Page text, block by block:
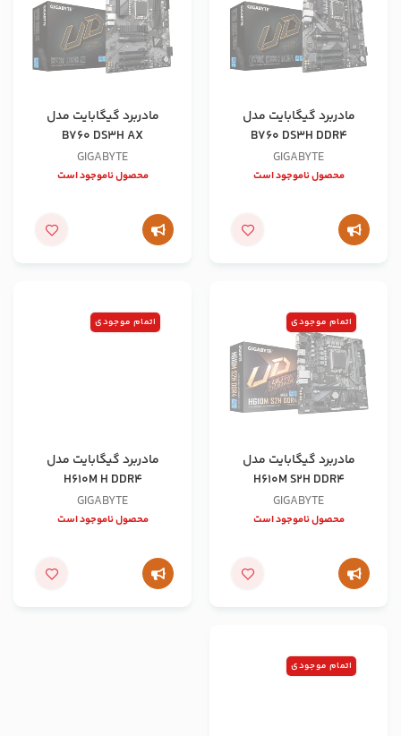
مادربرد گیگابایت مدل
B760 DS3H DDR4
GIGABYTE
محصول ناموجود است
مادربرد گیگابایت مدل
B760 DS3H AX
GIGABYTE
محصول ناموجود است
اتمام موجودی
مادربرد گیگابایت مدل
H610M S2H DDR4
GIGABYTE
محصول ناموجود است
اتمام موجودی
مادربرد گیگابایت مدل
H610M H DDR4
GIGABYTE
محصول ناموجود است
اتمام موجودی